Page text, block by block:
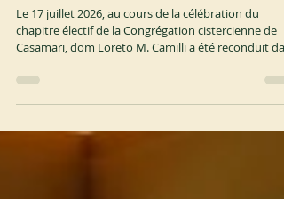
Congrégation de Casamari
chapitre électif de la Congrégation cistercienne de
Prions pour que Dieu bénisse son ministère pour le